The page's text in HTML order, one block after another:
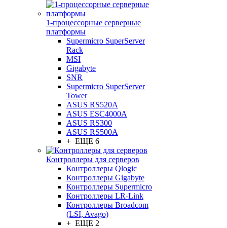
1-процессорные серверные
платформы
Supermicro SuperServer
Rack
MSI
Gigabyte
SNR
Supermicro SuperServer
Tower
ASUS RS520A
ASUS ESC4000A
ASUS RS300
ASUS RS500A
+ ЕЩЕ 6
Контроллеры для серверов
Контроллеры Qlogic
Контроллеры Gigabyte
Контроллеры Supermicro
Контроллеры LR-Link
Контроллеры Broadcom
(LSI, Avago)
+ ЕЩЕ 2